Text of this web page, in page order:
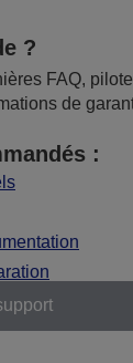
?
FAQ,
de
: